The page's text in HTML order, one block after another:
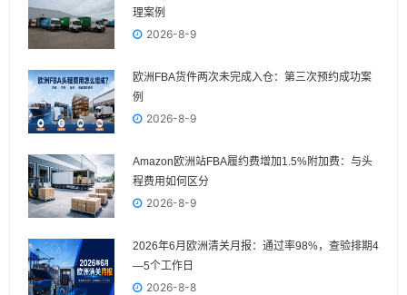
理案例
2026-8-9
欧洲FBA货件两次未完成入仓：第三次预约成功案
例
2026-8-9
Amazon欧洲站FBA履约费增加1.5%附加费：与头
程费用如何区分
2026-8-9
2026年6月欧洲清关月报：通过率98%，查验排期4
—5个工作日
2026-8-8